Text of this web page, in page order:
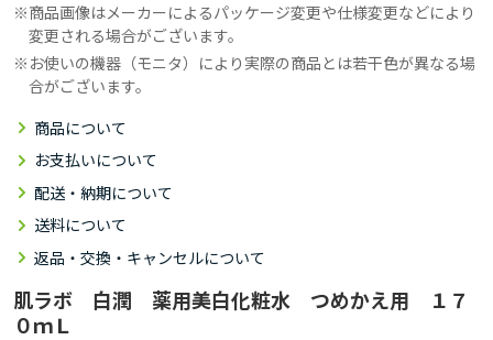
商品画像はメーカーによるパッケージ変更や仕様変更などにより
変更される場合がございます。
お使いの機器（モニタ）により実際の商品とは若干色が異なる場
合がございます。
商品について
お支払いについて
配送・納期について
送料について
返品・交換・キャンセルについて
肌ラボ 白潤 薬用美白化粧水 つめかえ用 １７
０ｍＬ